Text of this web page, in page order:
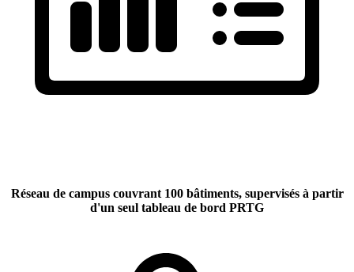
Réseau de campus couvrant 100 bâtiments, supervisésà partir
d'un seul tableau de bord PRTG